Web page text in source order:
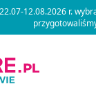
12.08.2026 r.